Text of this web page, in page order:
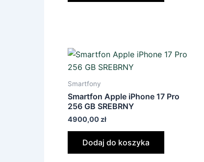
Smartfony
Smartfon Apple iPhone 17 Pro
256 GB SREBRNY
4900,00 zł
Dodaj do koszyka